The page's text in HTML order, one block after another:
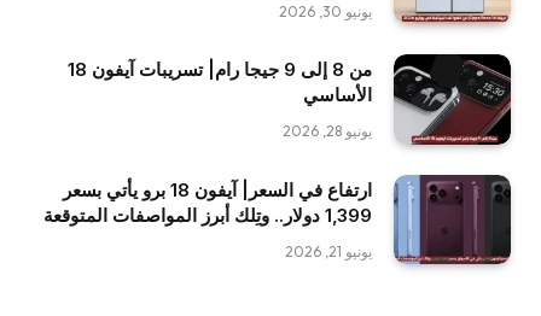
يونيو 30, 2026
من 8 إلى 9 جيجا رام| تسريبات آيفون 18
الأساسي
يونيو 28, 2026
ارتفاع في السعر| آيفون 18 برو يأتي بسعر
1,399 دولار.. وتِلك أبرز المواصفات المتوقعة
يونيو 21, 2026